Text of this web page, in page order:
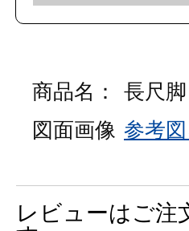
商品名：
長尺
図面画像 参考
レビューはご注